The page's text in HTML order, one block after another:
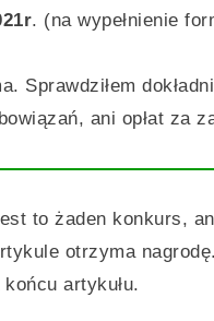
. (na wypełnienie
Sprawdziłem
ani opłat za
to żaden konkurs,
otrzyma
artykułu.